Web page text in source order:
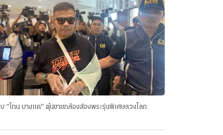
"โทน บางแค" ตุ๋นขายกล้องส่องพระรุ่นพิเศษลวงโลก